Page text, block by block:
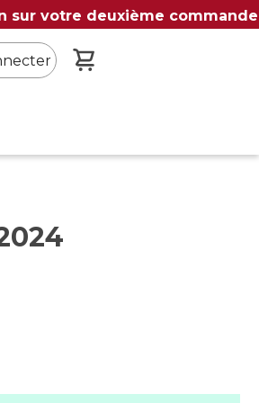
sur votre deuxième commande